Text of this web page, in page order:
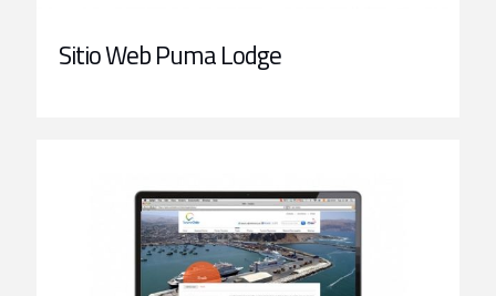
Sitio Web Puma Lodge